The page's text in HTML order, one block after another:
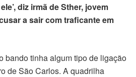
diz irmã de Sther, jovem
a sair com traficante em
bando tinha algum tipo de ligação
de São Carlos. A quadrilha